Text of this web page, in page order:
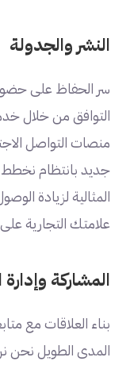
النشر والجدولة
سر الحفاظ على
التوافق من خلال
منصات التواصل
جديد بانتظام نخطط
المثالية لزيادة
علامتك التجارية
المشاركة
بناء العلاقات مع
المدى الطويل